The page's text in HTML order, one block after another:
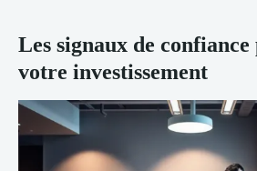
Les signaux de
votre investissement